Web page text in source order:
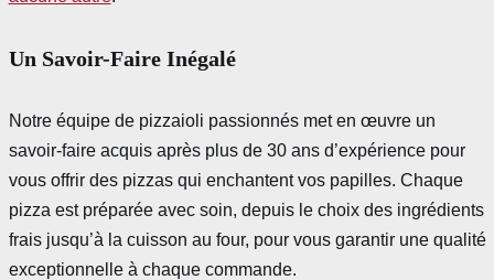
Un Savoir-Faire Inégalé
Notre équipe de pizzaioli passionnés met en œuvre un
savoir-faire acquis après plus de 30 ans d’expérience pour
vous offrir des pizzas qui enchantent vos papilles. Chaque
pizza est préparée avec soin, depuis le choix des ingrédients
frais jusqu’à la cuisson au four, pour vous garantir une qualité
exceptionnelle à chaque commande.